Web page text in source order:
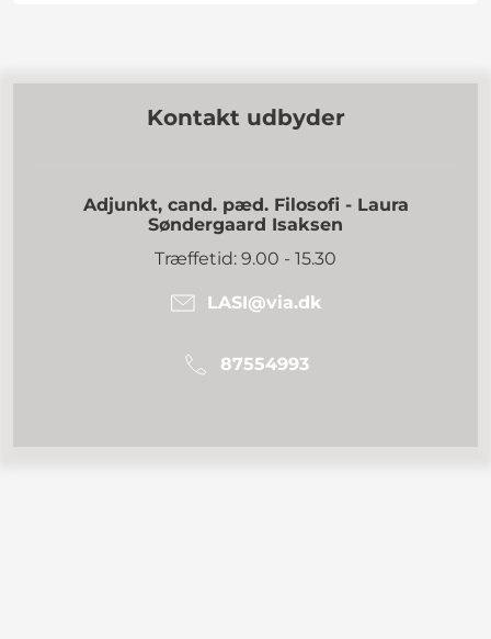
Kontakt udbyder
Adjunkt, cand. pæd. Filosofi - Laura
Søndergaard Isaksen
Træffetid: 9.00 - 15.30
LASI@via.dk
87554993